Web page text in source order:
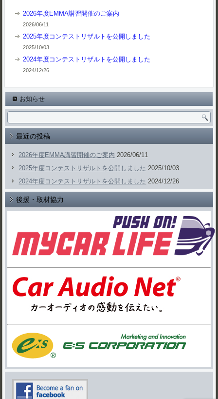
2026年度EMMA講習開催のご案内
2026/06/11
2025年度コンテストリザルトを公開しました
2025/10/03
2024年度コンテストリザルトを公開しました
2024/12/26
お知らせ
最近の投稿
2026年度EMMA講習開催のご案内 2026/06/11
2025年度コンテストリザルトを公開しました 2025/10/03
2024年度コンテストリザルトを公開しました 2024/12/26
後援・取材協力